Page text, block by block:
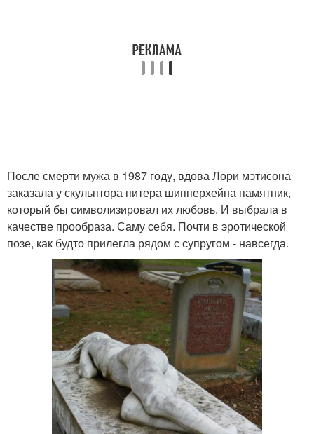
После смерти мужа в 1987 году, вдова Лори мэтисона
заказала у скульптора питера шипперхейна памятник,
который бы символизировал их любовь. И выбрала в
качестве прообраза. Саму себя. Почти в эротической
позе, как будто прилегла рядом с супругом - навсегда.